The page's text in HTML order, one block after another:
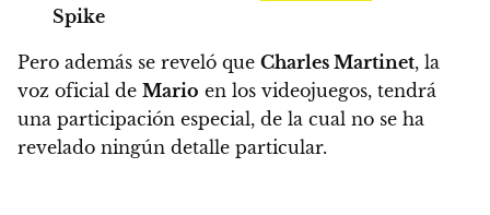
Spike
Pero además se reveló que Charles Martinet, la
voz oficial de Mario en los videojuegos, tendrá
una participación especial, de la cual no se ha
revelado ningún detalle particular.